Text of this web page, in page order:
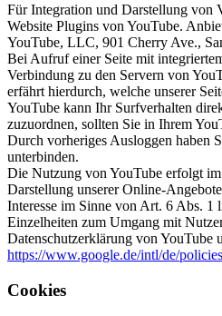
Für Integration und Darstellung von
Website Plugins von YouTube.
YouTube, LLC, 901 Cherry Ave.,
Bei Aufruf einer Seite mit
Verbindung zu den Servern von
erfährt hierdurch, welche unserer
YouTube kann Ihr Surfverhalten
zuzuordnen, sollten Sie in Ihrem
Durch vorheriges Ausloggen haben
unterbinden.
Die Nutzung von YouTube erfolgt im
Darstellung unserer Online-
Interesse im Sinne von Art. 6 Abs. 1
Einzelheiten zum Umgang mit
Datenschutzerklärung von YouTube
https://www.google.de/intl/de/
Cookies